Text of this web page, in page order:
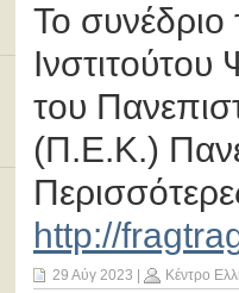
Το συνέδριο
του
(Π.Ε.Κ.)
http://
29 Αύγ 2023 Κέντρο